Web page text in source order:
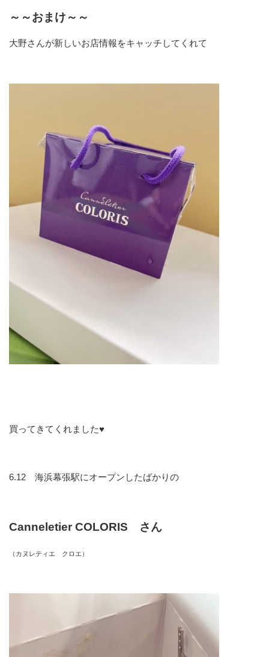
～～おまけ～～
大野さんが新しいお店情報をキャッチしてくれて
買ってきてくれました♥
6.12 海浜幕張駅にオープンしたばかりの
Canneletier COLORIS さん
（カヌレティエ クロエ）